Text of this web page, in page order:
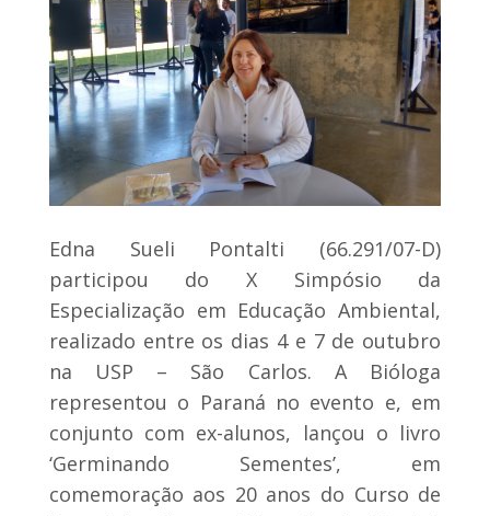
Edna Sueli Pontalti (66.291/07-D)
participou do X Simpósio da
Especialização em Educação Ambiental,
realizado entre os dias 4 e 7 de outubro
na USP – São Carlos. A Bióloga
representou o Paraná no evento e, em
conjunto com ex-alunos, lançou o livro
‘Germinando Sementes’, em
comemoração aos 20 anos do Curso de